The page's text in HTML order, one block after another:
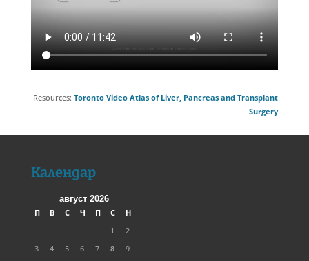
Resources:Toronto Video Atlas of Liver, Pancreas and Transplant
Surgery
Календар
август 2026
П
В С Ч П С
Н
1
2
3
4 5 6 7 8
9